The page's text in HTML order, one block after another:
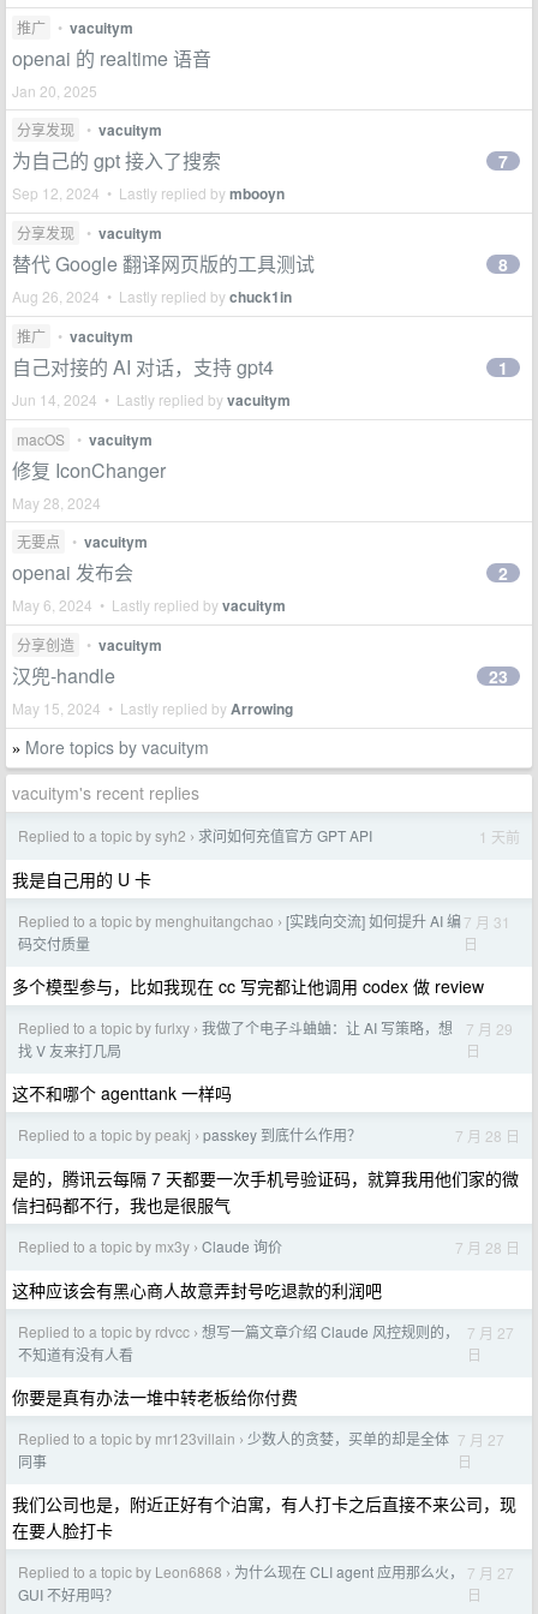
推广 • vacuitym
openai 的 realtime 语音
Jan 20, 2025
分享发现
• vacuitym
为自己的 gpt 接入了搜索
Sep 12, 2024 • Lastly replied bymbooyn
7
分享发现 • vacuitym
替代 Google 翻译网页版的工具测试
Aug 26, 2024 • Lastly replied bychuck1in
8
推广 • vacuitym
自己对接的 AI 对话，支持 gpt4
Jun 14, 2024 • Lastly replied byvacuitym
1
macOS • vacuitym
修复 IconChanger
May 28, 2024
无要点
• vacuitym
openai 发布会
May 6, 2024 • Lastly replied byvacuitym
2
分享创造 • vacuitym
汉兜-handle
May 15, 2024 • Lastly replied byArrowing
23
» More topics by vacuitym
vacuitym's recent replies
Replied to a topic by syh2 › 求问如何充值官方 GPT API 1 天前
我是自己用的 U 卡
Replied to a topic by menghuitangchao › [实践向交流] 如何提升 AI 编
码交付质量
7 月 31
日
多个模型参与，比如我现在 cc 写完都让他调用 codex 做 review
Replied to a topic by furlxy › 我做了个电子斗蛐蛐：让 AI 写策略，想
找 V 友来打几局
7 月 29
日
这不和哪个 agenttank 一样吗
Replied to a topic by peakj › passkey 到底什么作用？ 7 月 28 日
是的，腾讯云每隔 7 天都要一次手机号验证码，就算我用他们家的微
信扫码都不行，我也是很服气
Replied to a topic by mx3y › Claude 询价 7 月 28 日
这种应该会有黑心商人故意弄封号吃退款的利润吧
Replied to a topic by rdvcc › 想写一篇文章介绍 Claude 风控规则的，
不知道有没有人看
7 月 27
日
你要是真有办法一堆中转老板给你付费
Replied to a topic by mr123villain › 少数人的贪婪，买单的却是全体
同事
7 月 27
日
我们公司也是，附近正好有个泊寓，有人打卡之后直接不来公司，现
在要人脸打卡
Replied to a topic by Leon6868 › 为什么现在 CLI agent 应用那么火，
GUI 不好用吗？
7 月 27
日